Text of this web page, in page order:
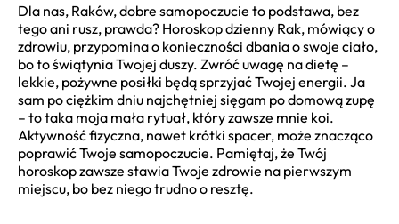
Dla nas, Raków, dobre samopoczucie to podstawa, bez
tego ani rusz, prawda? Horoskop dzienny Rak, mówiący o
zdrowiu, przypomina o konieczności dbania o swoje ciało,
bo to świątynia Twojej duszy. Zwróć uwagę na dietę –
lekkie, pożywne posiłki będą sprzyjać Twojej energii. Ja
sam po ciężkim dniu najchętniej sięgam po domową zupę
– to taka moja mała rytuał, który zawsze mnie koi.
Aktywność fizyczna, nawet krótki spacer, może znacząco
poprawić Twoje samopoczucie. Pamiętaj, że Twój
horoskop zawsze stawia Twoje zdrowie na pierwszym
miejscu, bo bez niego trudno o resztę.